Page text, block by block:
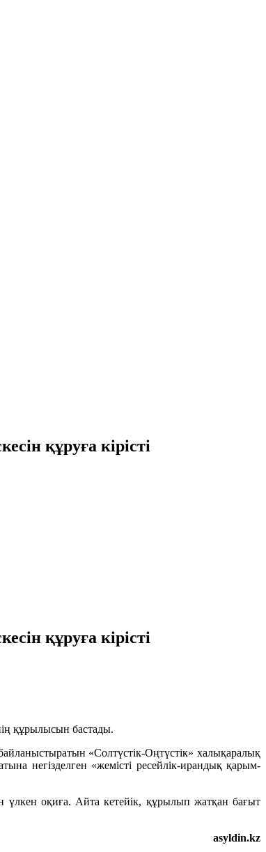
құруға кірісті
құруға кірісті
құрылысын бастады.
«Солтүстік-Оңтүстік» халықаралық
негізделген «жемісті ресейлік-ирандық қарым-
оқиға. Айта кетейік, құрылып жатқан бағыт
asyldin.kz